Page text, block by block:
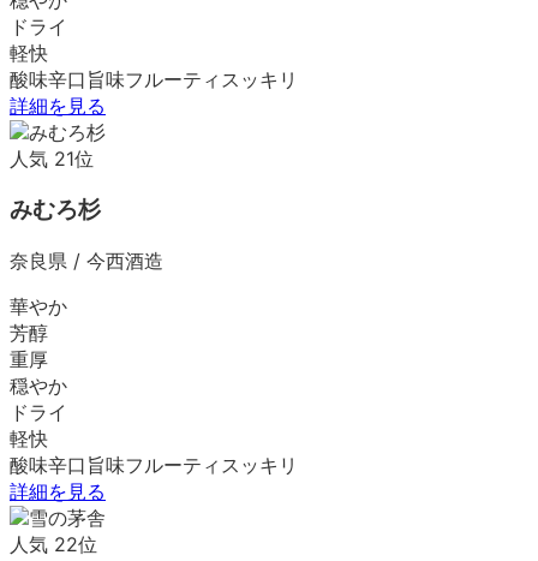
ドライ
軽快
酸味辛口 旨味フルーティ スッキリ
詳細を見る
人気 21位
みむろ杉
奈良県 / 今西酒造
華やか
芳醇
重厚
穏やか
ドライ
軽快
酸味辛口 旨味フルーティ スッキリ
詳細を見る
人気 22位